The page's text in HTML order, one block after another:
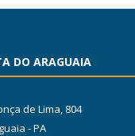
DO ARAGUAIA
de Lima, 804
- PA